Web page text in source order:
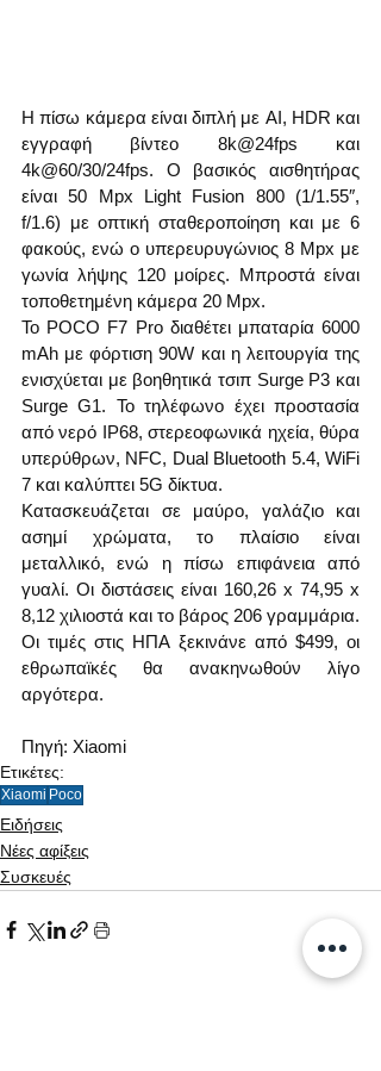
Η πίσω κάμερα είναι διπλή με AI, HDR και
εγγραφή βίντεο 8k@24fps και
4k@60/30/24fps. Ο βασικός αισθητήρας
είναι 50 Mpx Light Fusion 800 (1/1.55″,
f/1.6) με οπτική σταθεροποίηση και με 6
φακούς, ενώ ο υπερευρυγώνιος 8 Mpx με
γωνία λήψης 120 μοίρες. Μπροστά είναι
τοποθετημένη κάμερα 20 Mpx.
Το POCO F7 Pro διαθέτει μπαταρία 6000
mAh με φόρτιση 90W και η λειτουργία της
ενισχύεται με βοηθητικά τσιπ Surge P3 και
Surge G1. Το τηλέφωνο έχει προστασία
από νερό IP68, στερεοφωνικά ηχεία, θύρα
υπερύθρων, NFC, Dual Bluetooth 5.4, WiFi
7 και καλύπτει 5G δίκτυα.
Κατασκευάζεται σε μαύρο, γαλάζιο και
ασημί χρώματα, το πλαίσιο είναι
μεταλλικό, ενώ η πίσω επιφάνεια από
γυαλί. Οι διστάσεις είναι 160,26 х 74,95 х
8,12 χιλιοστά και το βάρος 206 γραμμάρια.
Οι τιμές στις ΗΠΑ ξεκινάνε από $499, οι
εθρωπαϊκές θα ανακηνωθούν λίγο
αργότερα.
Πηγή: Xiaomi
Ετικέτες:
Xiaomi Poco
Ειδήσεις
Νέες αφίξεις
Συσκευές